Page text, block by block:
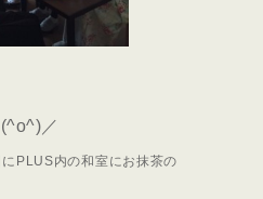
／
内の和室にお抹茶の